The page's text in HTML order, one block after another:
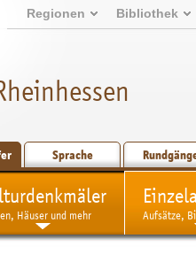
Regionen Bibliothek
Sprache
Häuser und mehr Aufsätze,